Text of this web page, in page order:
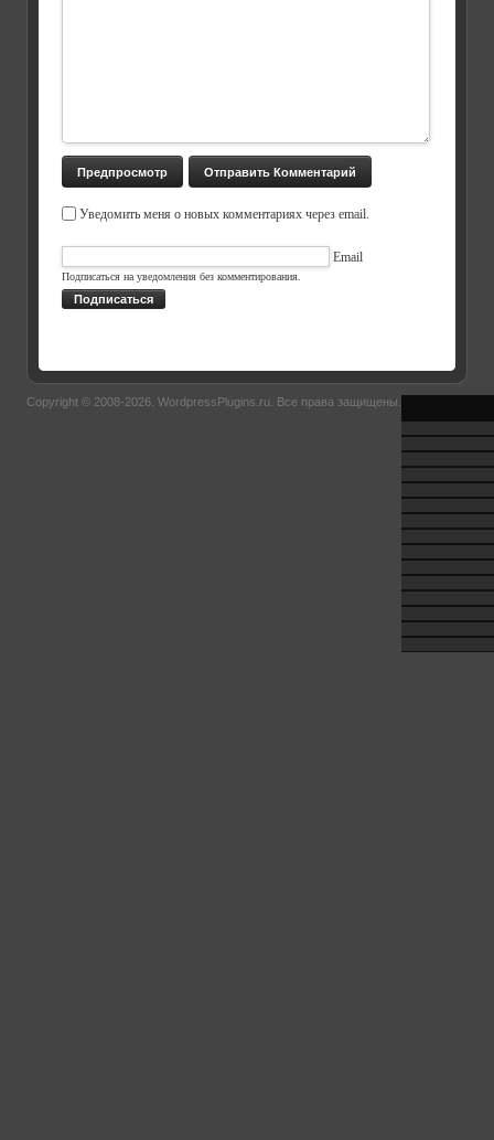
Уведомить меня о новых комментариях через email.
Email
Подписаться на уведомления без комментирования.
Подписаться
Copyright © 2008-2026. WordpressPlugins.ru . Все права защищены.